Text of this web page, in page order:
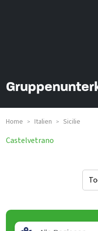
Home > Italien > Sicilie
Castelvetrano